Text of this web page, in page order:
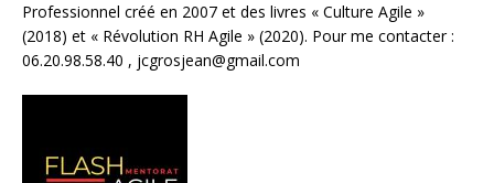
Professionnel créé en 2007 et des livres « Culture Agile »
(2018) et « Révolution RH Agile » (2020). Pour me contacter :
06.20.98.58.40 , jcgrosjean@gmail.com